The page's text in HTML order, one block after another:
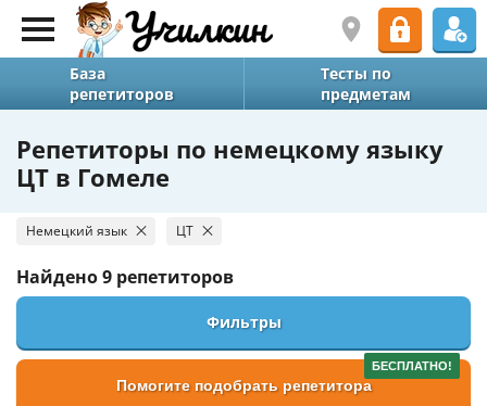
База
репетиторов
Тесты по
предметам
Репетиторы по немецкому языку
ЦТ в Гомеле
Немецкий язык ЦТ
Найдено9 репетиторов
Фильтры
БЕСПЛАТНО!
Помогите подобрать репетитора